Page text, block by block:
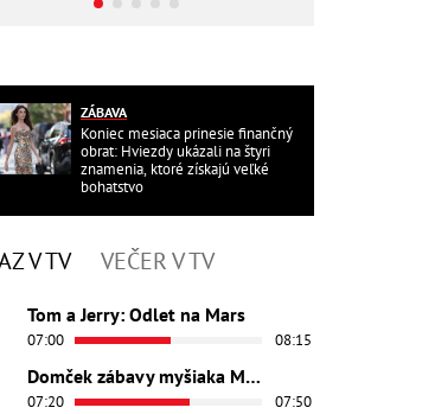
ZÁBAVA
Koniec mesiaca prinesie finančný
obrat: Hviezdy ukázali na štyri
znamenia, ktoré získajú veľké
bohatstvo
V TV VEČER V TV
Tom a Jerry: Odlet na Mars
07:00 08:15
Domček zábavy myšiaka Mickeyho
07:20 07:50